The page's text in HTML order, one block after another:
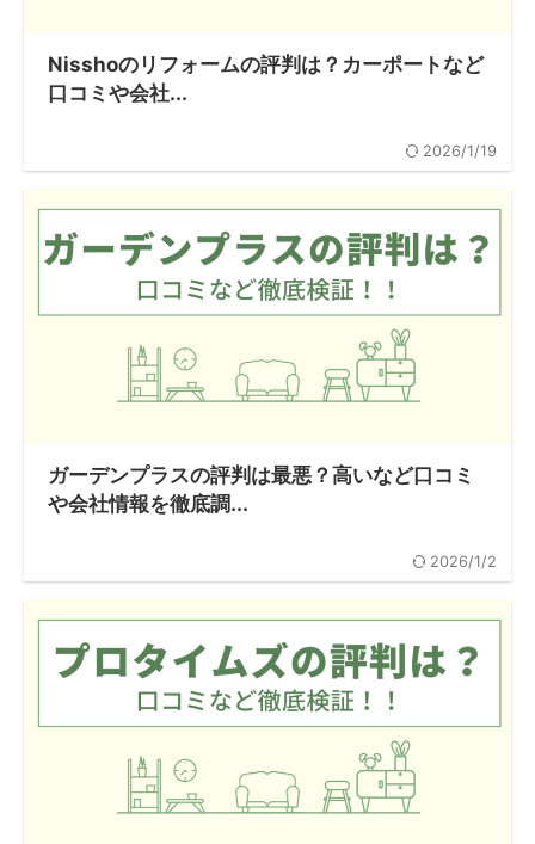
Nisshoのリフォームの評判は？カーポートなど
口コミや会社...
2026/1/19
ガーデンプラスの評判は最悪？高いなど口コミ
や会社情報を徹底調...
2026/1/2